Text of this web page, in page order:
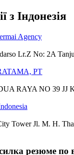
з Індонезія
Agency
Lr.Z No: 2A
PT
RAYA NO 39 JJ
Tower Jl. M. H.
резюме по